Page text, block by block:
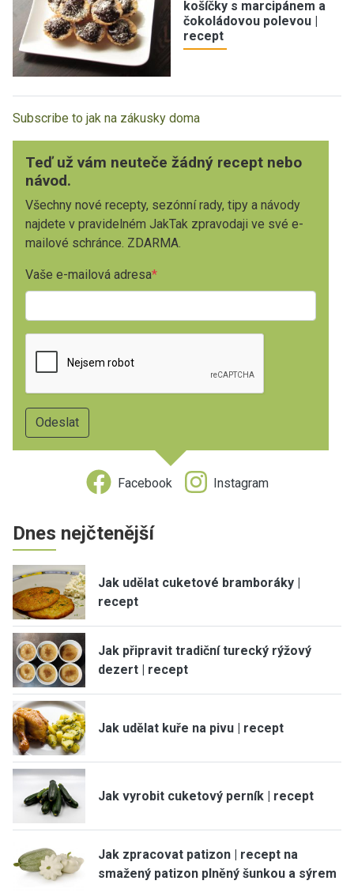
košíčky s marcipánem a
čokoládovou polevou |
recept
Subscribe to jak na zákusky doma
Teď už vám neuteče žádný recept nebo
návod.
Všechny nové recepty, sezónní rady, tipy a návody
najdete v pravidelném JakTak zpravodaji ve své e-
mailové schránce. ZDARMA.
Vaše e-mailová adresa
Facebook Instagram
Dnes nejčtenější
Jak udělat cuketové bramboráky |
recept
Jak připravit tradiční turecký rýžový
dezert | recept
Jak udělat kuře na pivu | recept
Jak vyrobit cuketový perník | recept
Jak zpracovat patizon | recept na
smažený patizon plněný šunkou a sýrem